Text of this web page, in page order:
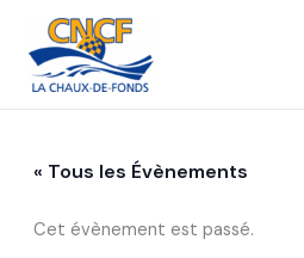
contenu
« Tous les Évènements
Cet évènement est passé.